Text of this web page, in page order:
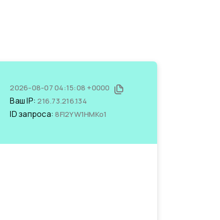
2026-08-07 04:15:08 +0000
Ваш IP:216.73.216.134
ID запроса:8FI2YW1HMKo1